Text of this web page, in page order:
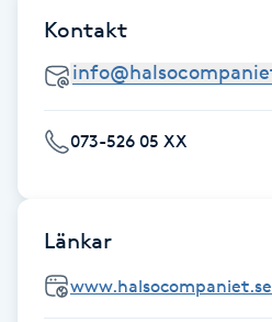
Fotmassage
Fotsvamp
Fotvård
Fransborttagning
Kontakt
073-526 05 XX
Länkar
www.halsocompaniet.se